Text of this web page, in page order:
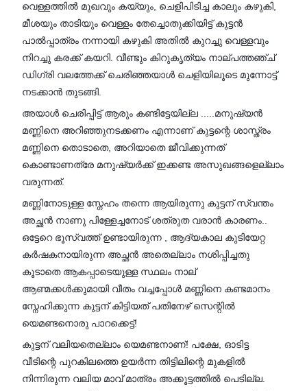
വെള്ളത്തിൽ മുഖവും കയ്യും, ചെളിപിടിച്ച കാലും കഴുകി,
മീശയും താടിയും വെള്ളം തേച്ചൊതുക്കിയിട്ട് കുട്ടൻ
പാൽപ്പാത്രം നന്നായി കഴുകി അതിൽ കുറച്ചു വെള്ളവും
നിറച്ചു കരക്ക് കയറി. വീണ്ടും കിറുകൃത്യം നാല്പത്തഞ്ച്
ഡിഗ്രി വലത്തേക്ക് ചെരിഞ്ഞയാൾ ചെളിയിലൂടെ മുന്നോട്ട്‌
നടക്കാൻ തുടങ്ങി.
അയാൾ ചെരിപ്പിട്ട് ആരും കണ്ടിട്ടേയില്ല .....മനുഷ്യൻ
മണ്ണിനെ അറിഞ്ഞുനടക്കണം എന്നാണ് കുട്ടന്റെ ശാസ്ത്രം
മണ്ണിനെ തൊടാതെ, അറിയാതെ ജീവിക്കുന്നത്
കൊണ്ടാണത്രേ മനുഷ്യർക്ക് ഇക്കണ്ട അസുഖങ്ങളെല്ലാം
വരുന്നത്.
മണ്ണിനോടുള്ള സ്നേഹം തന്നെ ആയിരുന്നു കുട്ടന് സ്വന്തം
അച്ഛൻ നാണു പിള്ളേച്ചനോട് ശത്രുത വരാൻ കാരണം..
ഒട്ടേറെ ഭൂസ്വത്ത് ഉണ്ടായിരുന്ന , ആദ്യകാല കുടിയേറ്റ
കർഷകനായിരുന്ന അച്ഛൻ അതെല്ലാം നശിപ്പിച്ചതു
കൂടാതെ ആകപ്പാടെയുള്ള സ്ഥലം നാല്
ആണ്മക്കൾക്കുമായി വീതം വച്ചപ്പോൾ മണ്ണിനെ കണ്ടമാനം
സ്നേഹിക്കുന്ന കുട്ടന് കിട്ടിയത് പതിനേഴ് സെന്റിൽ
യെമണ്ടനൊരു പാറക്കെട്ട്!
കുട്ടന് വലിയതെല്ലാം യെമണ്ടനാണ്! പക്ഷേ, ഓടിട്ട
വീടിന്റെ പുറകിലത്തെ ഉയർന്ന തിട്ടിലിന്റെ മുകളിൽ
നിന്നിരുന്ന വലിയ മാവ് മാത്രം അക്കൂട്ടത്തിൽ പെടില്ല.